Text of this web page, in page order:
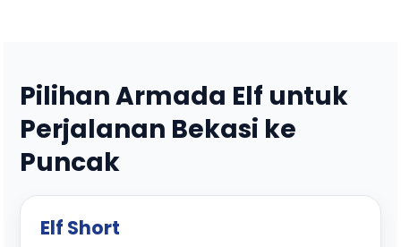
Pilihan Armada Elf untuk
Perjalanan Bekasi ke
Puncak
Elf Short